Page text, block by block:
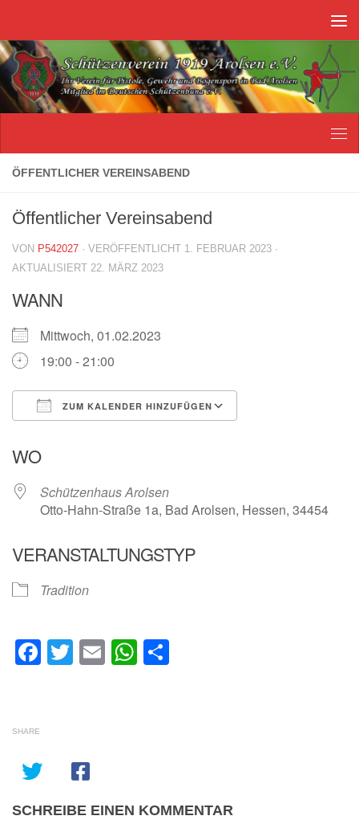
ÖFFENTLICHER VEREINSABEND
Öffentlicher Vereinsabend
VON P542027 · VERÖFFENTLICHT 1. FEBRUAR 2023 ·
AKTUALISIERT 22. MÄRZ 2023
WANN
Mittwoch, 01.02.2023
19:00 - 21:00
ZUM KALENDER HINZUFÜGEN
WO
Schützenhaus Arolsen
Otto-Hahn-Straße 1a, Bad Arolsen, Hessen, 34454
VERANSTALTUNGSTYP
Tradition
Facebook
Twitter
EmailWhatsApp
SHARE
SCHREIBE EINEN KOMMENTAR